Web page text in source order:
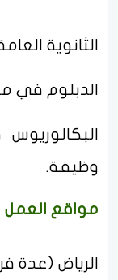
الثانوية
الدبلوم في
وظيفة.
مواقع العمل
الرياض (عدة